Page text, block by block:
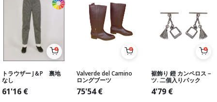
トラウザー J＆P 裏地
なし
61'16 €
Valverde del Camino
ロングブーツ
75'54€
裾飾り 鐙 カンペロス－
ツ. 二個入りパック
4'79 €